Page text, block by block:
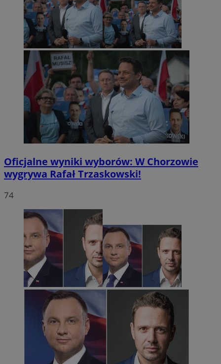
Oficjalne wyniki wyborów: W Chorzowie
wygrywa Rafał Trzaskowski!
74